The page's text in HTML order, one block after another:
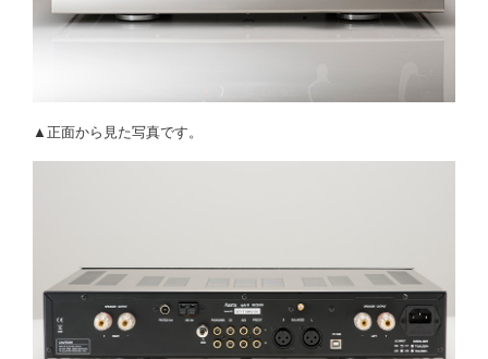
▲正面から見た写真です。